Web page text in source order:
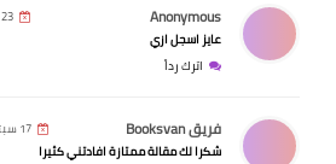
Anonymous 23 يناير 2026 في 9:18 م
عايز اسجل ازي
اترك رداً
فريق Booksvan 17 سبتمبر 2025 في 6:36 م
شكرا لك مقالة ممتازة افادتني كثيرا